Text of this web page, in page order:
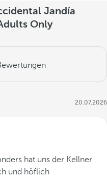
Jandía
Only
20.07.2026
und höflich